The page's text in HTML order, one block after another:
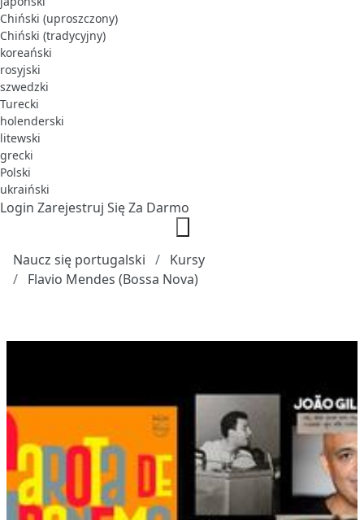
Chiński (uproszczony)
Chiński (tradycyjny)
koreański
rosyjski
szwedzki
Turecki
holenderski
litewski
grecki
Polski
ukraiński
Login Zarejestruj Się Za Darmo
Naucz się portugalski
Kursy
Flavio Mendes (Bossa Nova)